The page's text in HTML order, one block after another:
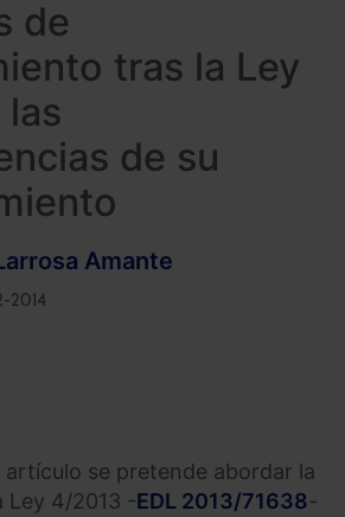
de
tras la Ley
de su
Amante
2014
artículo se pretende abordar la
Ley 4/2013 -EDL 2013/71638-